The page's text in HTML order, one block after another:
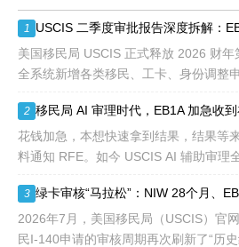
28.6%，即大约4万个移民
签证，都会用于满足"优
先"移民类别的申请。EB1A
不需要雇主支持、不用办理
等的限制，所以也愈来愈受
到中国杰出人才的青睐。
1
USCIS 二季度审批报告深度拆解：
美国移民局 USCIS 正式释放 2026 财年
全系统新增各类移民、工卡、身份调整
2 移民局 AI 审理时代，EB1A 加急收
花钱加急，本想快速拿到结果，结果等
料通知 RFE。如今 USCIS AI 辅助审理
3
2026年7月，美国移民局（USCIS）官
民I-140申请的审核周期再次刷新了“历